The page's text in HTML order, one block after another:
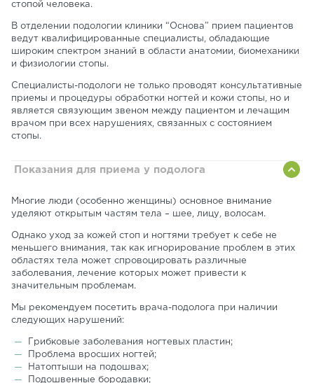
стопой человека.
В отделении подологии клиники “Основа” прием пациентов
ведут квалифицированные специалисты, обладающие
широким спектром знаний в области анатомии, биомеханики
и физиологии стопы.
Специалисты-подологи не только проводят консультативные
приемы и процедуры обработки ногтей и кожи стопы, но и
является связующим звеном между пациентом и лечащим
врачом при всех нарушениях, связанных с состоянием
стопы.
Показания для приема у подолога
Многие люди (особенно женщины) основное внимание
уделяют открытым частям тела – шее, лицу, волосам.
Однако уход за кожей стоп и ногтями требует к себе не
меньшего внимания, так как игнорирование проблем в этих
областях тела может спровоцировать различные
заболевания, лечение которых может привести к
значительным проблемам.
Мы рекомендуем посетить врача-подолога при наличии
следующих нарушений:
Грибковые заболевания ногтевых пластин;
Проблема вросших ногтей;
Натоптыши на подошвах;
Подошвенные бородавки;